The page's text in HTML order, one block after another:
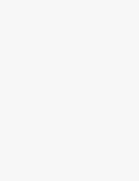
HttpContext context)